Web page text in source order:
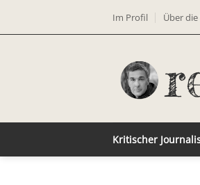
Im Profil Über die
Kritischer